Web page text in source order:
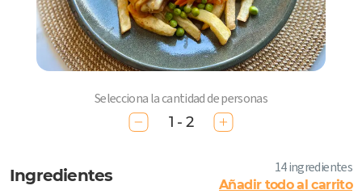
Selecciona la cantidad de personas
1 - 2
Ingredientes 14 ingredientes
Añadir todo al carrito